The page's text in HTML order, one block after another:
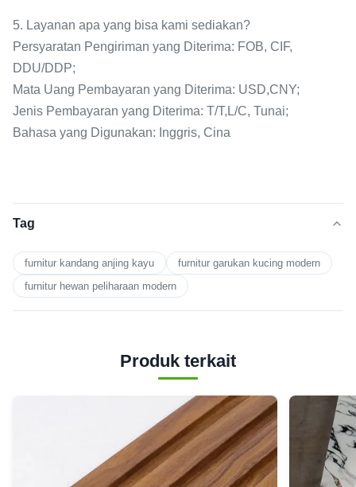
5. Layanan apa yang bisa kami sediakan?
Persyaratan Pengiriman yang Diterima: FOB, CIF,
DDU/DDP;
Mata Uang Pembayaran yang Diterima: USD,CNY;
Jenis Pembayaran yang Diterima: T/T,L/C, Tunai;
Bahasa yang Digunakan: Inggris, Cina
Tag
furnitur kandang anjing kayu
furnitur garukan kucing modern
furnitur hewan peliharaan modern
Produk terkait